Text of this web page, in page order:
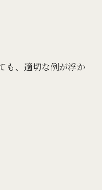
も、適切な例が浮か